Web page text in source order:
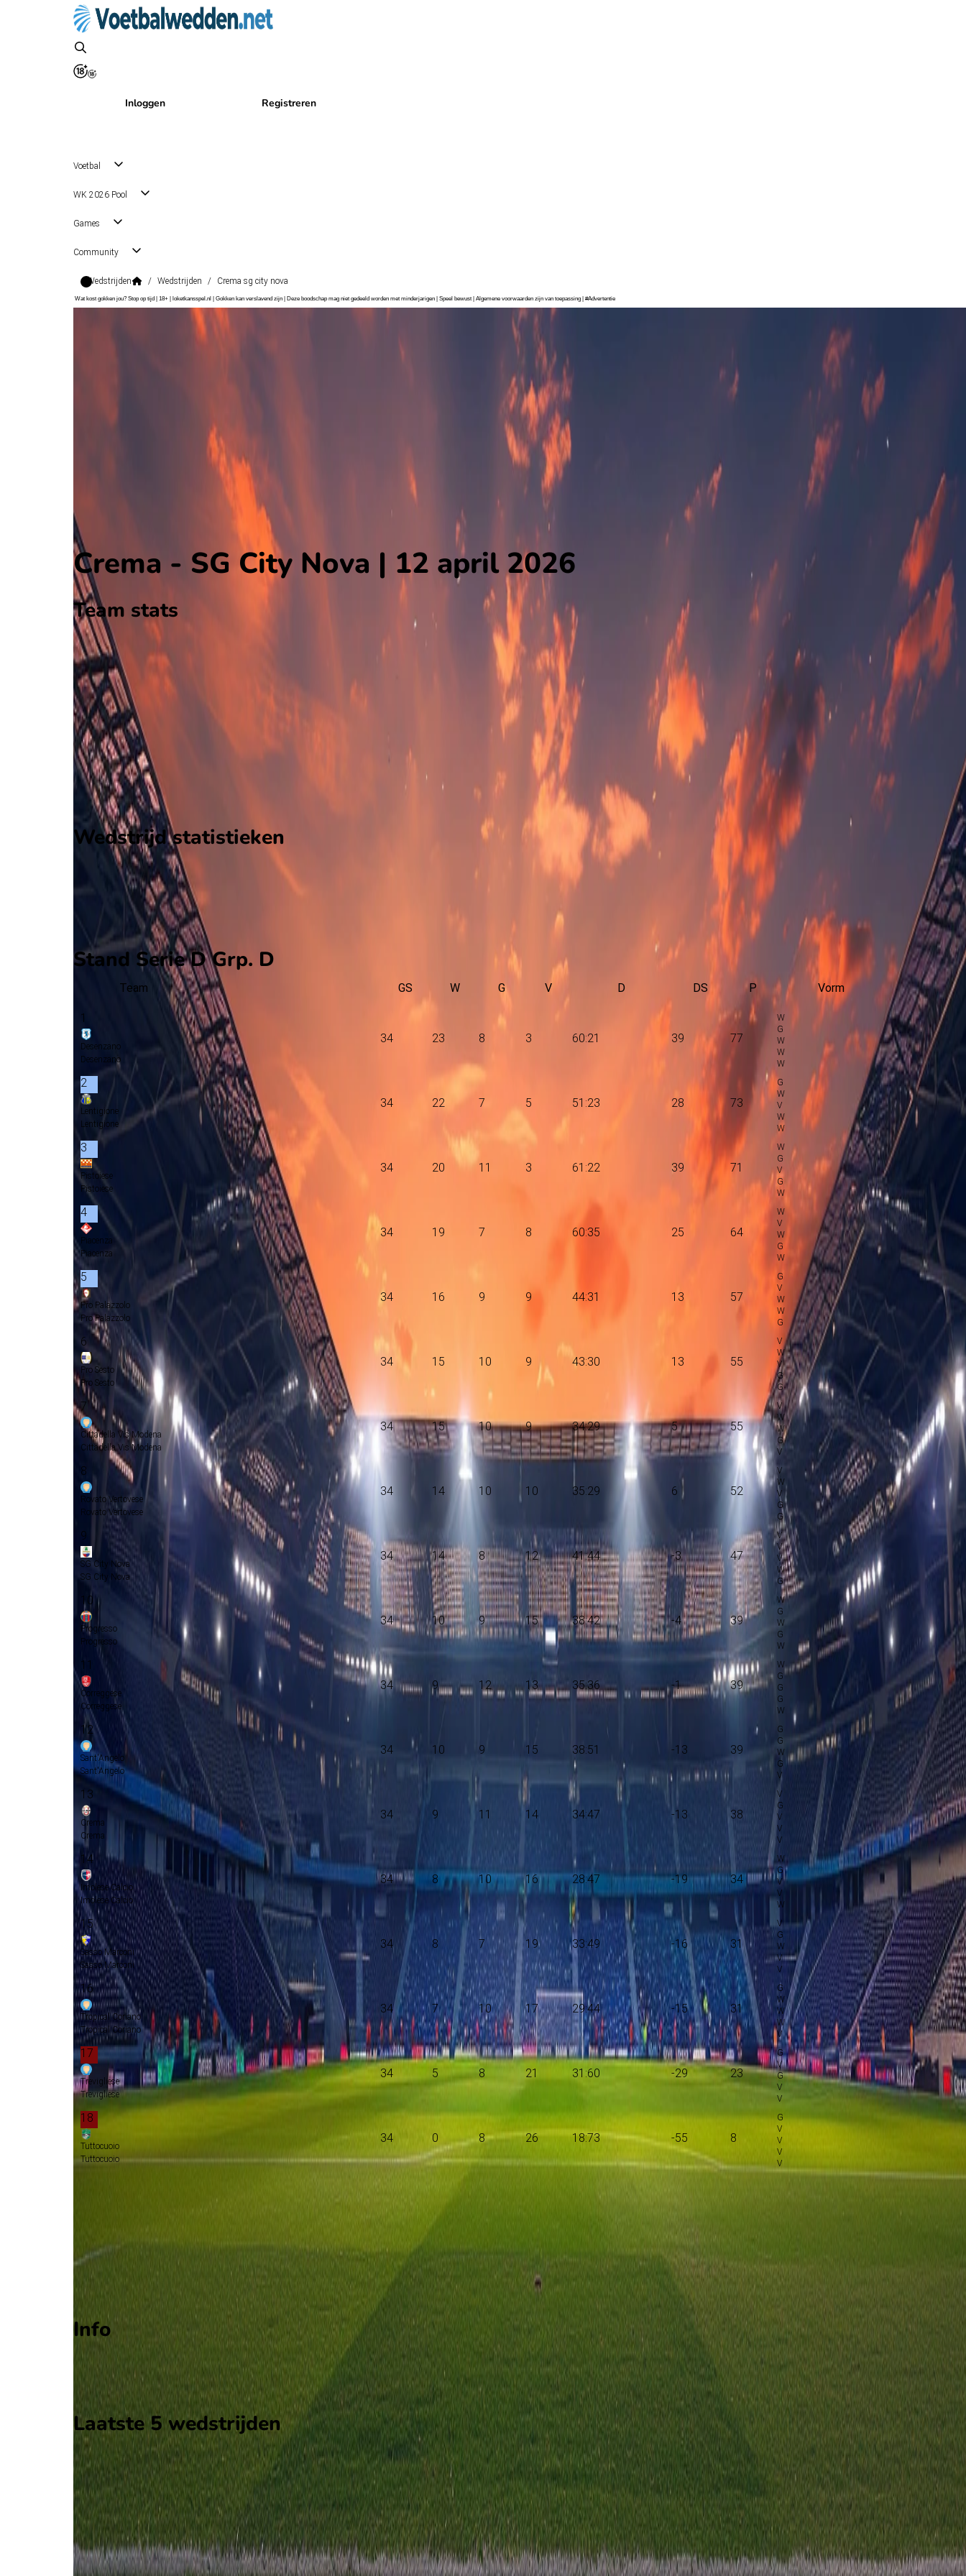
Inloggen Registreren
Voetbal
WK 2026 Pool
Games
Community
Wedstrijden / Wedstrijden / Crema sg city nova
Wat kost gokken jou? Stop op tijd | 18+ | loketkansspel.nl | Gokken kan verslavend zijn | Deze boodschap mag niet gedeeld worden met minderjarigen | Speel bewust | Algemene voorwaarden zijn van toepassing | #Advertentie
Voorbeschouwing
Crema - SG City Nova | 12 april 2026
Team stats
Crema
Crema
SG City Nova
SG City Nova
34aantal goals
9gewonnen
14verloren
12
vorm
Wedstrijd statistieken
Verloop
Statistieken
Eindscore (0 - 2)
Stand Serie D Grp. D
Team GS W G V D DS P Vorm
1
Desenzano
Desenzano
34 23 8 3 60:21 39 77
2
Lentigione
Lentigione
34 22 7 5 51:23 28 73
3
Pistoiese
Pistoiese
34 20 11 3 61:22 39 71
4
Piacenza
Piacenza
34 19 7 8 60:35 25 64
5
Pro Palazzolo
Pro Palazzolo
34 16 9 9 44:31 13 57
6
Pro Sesto
Pro Sesto
34 15 10 9 43:30 13 55
7
Cittadella Vis Modena
Cittadella Vis Modena
34 15 10 9 34:29 5 55
8
Rovato Vertovese
Rovato Vertovese
34 14 10 10 35:29 6 52
9
SG City Nova
SG City Nova
34 14 8 12 41:44 -3 47
10
Progresso
Progresso
34 10 9 15 38:42 -4 39
11
Correggese
Correggese
34 9 12 13 35:36 -1 39
12
Sant'Angelo
Sant'Angelo
34 10 9 15 38:51 -13 39
13
Crema
Crema
34 9 11 14 34:47 -13 38
14
Imolese Calcio
Imolese Calcio
34 8 10 16 28:47 -19 34
15
Sasso Marconi
Sasso Marconi
34 8 7 19 33:49 -16 31
16
Tropical Coriano
Tropical Coriano
34 7 10 17 29:44 -15 31
17
Trevigliese
Trevigliese
34 5 8 21 31:60 -29 23
18
Tuttocuoio
Tuttocuoio
34 0 8 26 18:73 -55 8
Degradatie
Play-offs degradatie
Info
Op 12 april 2026 gaat Crema de strijd aan met SG City Nova. De wedstrijd wordt afgetrapt om 13:00 en wordt gespeeld in de Serie D.
Stadion: Onbekend
Scheidsrechter: Onbekend
Laatste 5 wedstrijden
H2H
Crema
SG City Nova
12 apr
2026
Crema
SG City Nova
0 2
30 nov2025